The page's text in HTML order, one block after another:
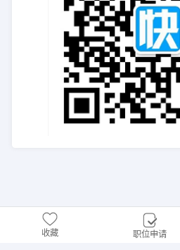
收藏 职位申请